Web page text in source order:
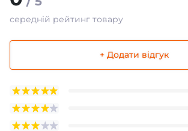
середній рейтинг товару
+ Додати відгук